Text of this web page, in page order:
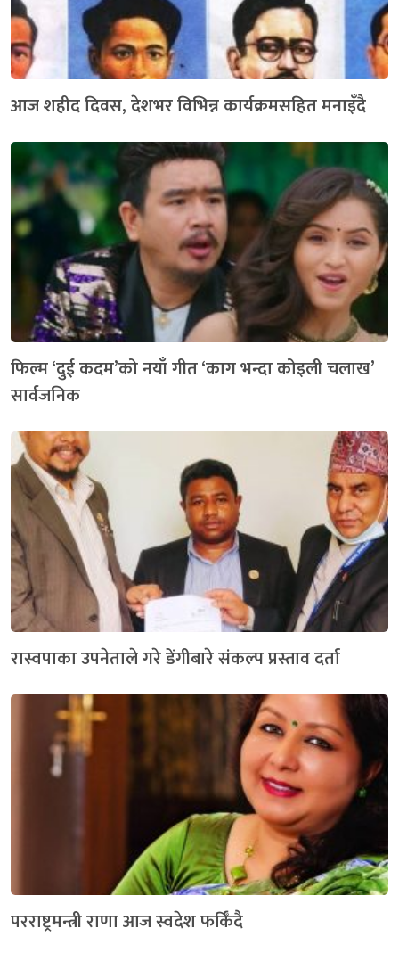
आज शहीद दिवस, देशभर विभिन्न कार्यक्रमसहित मनाइँदै
फिल्म ‘दुई कदम’को नयाँ गीत ‘काग भन्दा कोइली चलाख’
सार्वजनिक
रास्वपाका उपनेताले गरे डेंगीबारे संकल्प प्रस्ताव दर्ता
परराष्ट्रमन्त्री राणा आज स्वदेश फर्किँदै